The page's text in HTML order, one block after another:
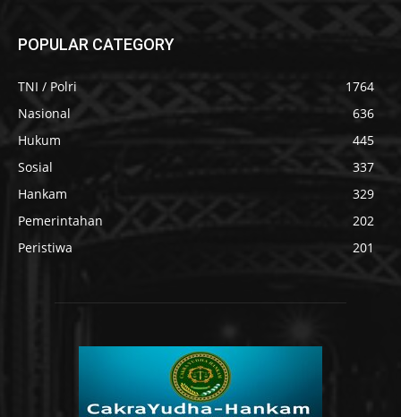
POPULAR CATEGORY
TNI / Polri
1764
Nasional
636
Hukum
445
Sosial
337
Hankam
329
Pemerintahan
202
Peristiwa
201